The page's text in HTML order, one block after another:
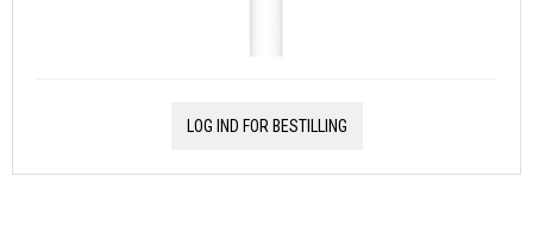
LOG IND FOR BESTILLING